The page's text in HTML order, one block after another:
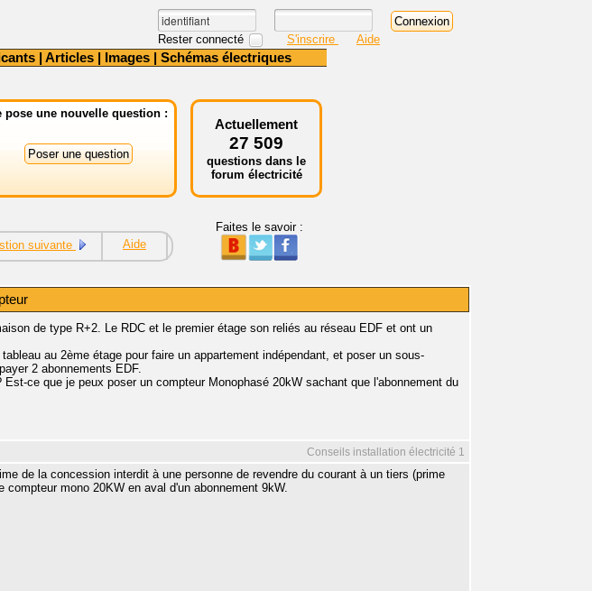
Rester connecté S'inscrire Aide
| Articles | Images | Schémas électriques
pose une nouvelle question :
Actuellement
27 509
questions dans le
forum électricité
suivante Aide
Faites le savoir :
de type R+2. Le RDC et le premier étage son reliés au réseau EDF et ont un
au 2ème étage pour faire un appartement indépendant, et poser un sous-
2 abonnements EDF.
ce que je peux poser un compteur Monophasé 20kW sachant que l'abonnement du
Conseils installation électricité 1
de la concession interdit à une personne de revendre du courant à un tiers (prime
mono 20KW en aval d'un abonnement 9kW.